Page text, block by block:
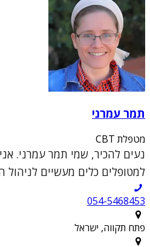
תמר עמרני
מטפלת CBT
למטופלים כלים מעשיים
054-5468453
פתח תקווה, ישראל